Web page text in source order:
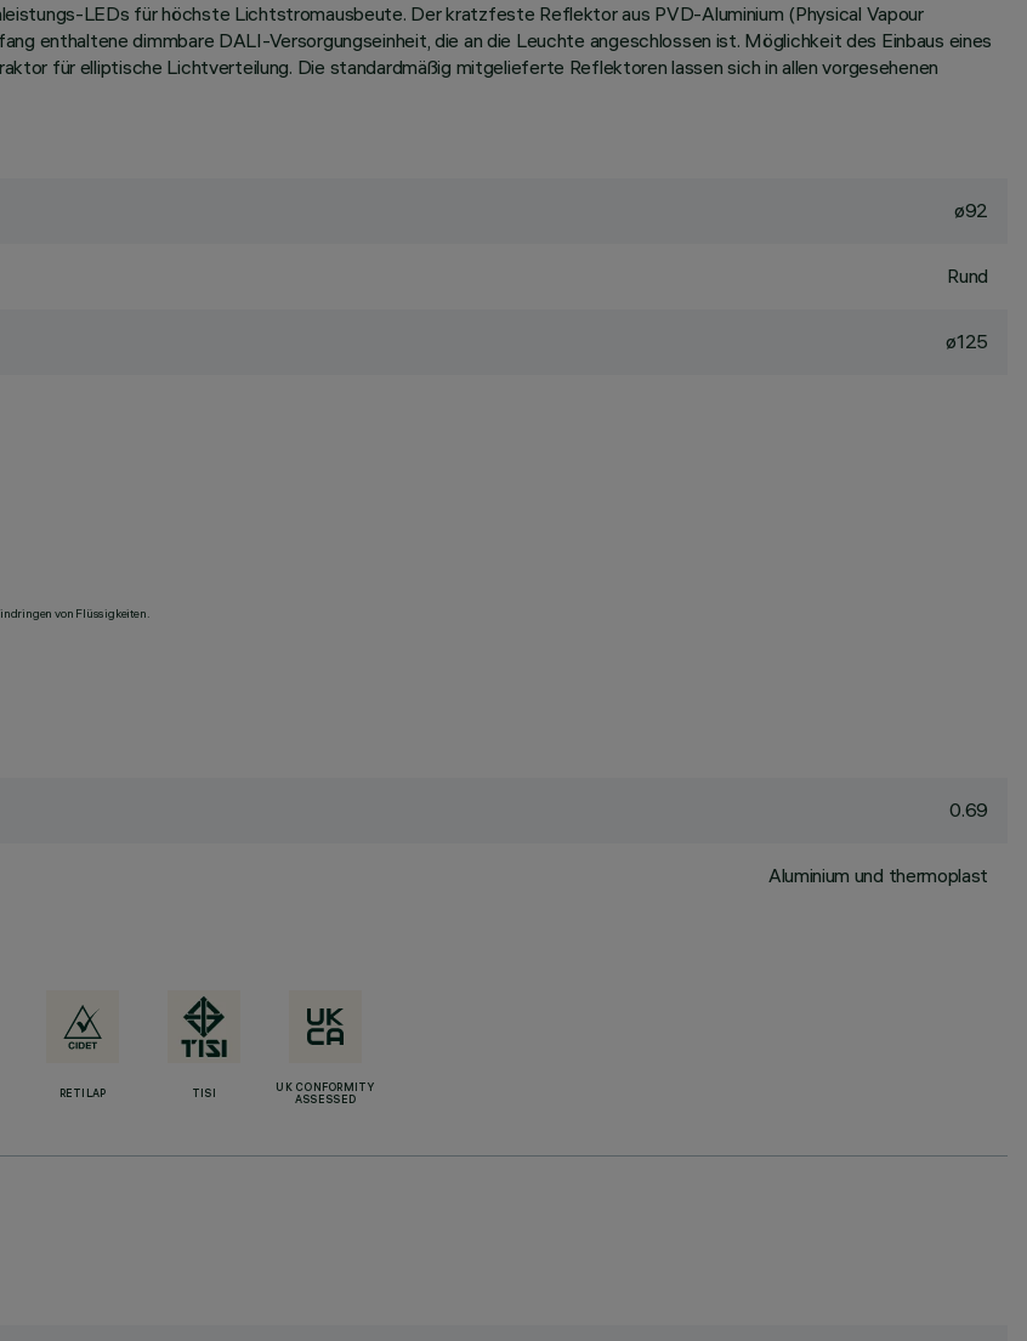
LEDs für höchste Lichtstromausbeute. Der kratzfeste Reflektor aus PVD-Aluminium (Physical Vapour
enthaltene dimmbare DALI-Versorgungseinheit, die an die Leuchte angeschlossen ist. Möglichkeit des Einbaus eines
für elliptische Lichtverteilung. Die standardmäßig mitgelieferte Reflektoren lassen sich in allen vorgesehenen
ø92
Rund
ø125
von Flüssigkeiten.
0.69
Aluminium und thermoplast
RETILAP TISI
UK CONFORMITY
ASSESSED